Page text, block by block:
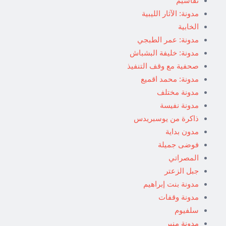
مدونة: الآثار الليبية
الخابية
مدونة: عمر الطبجي
مدونة: خليفة البشباش
صحفية مع وقف التنفيذ
مدونة: محمد اقميع
مدونة مختلف
مدونة نفيسة
ذاكرة من يوسبريدس
مدون بداية
فوضى جميلة
المصراتي
جبل الزعتر
مدونة بنت إبراهيم
مدونة وقفات
سلفيوم
مدونة منير